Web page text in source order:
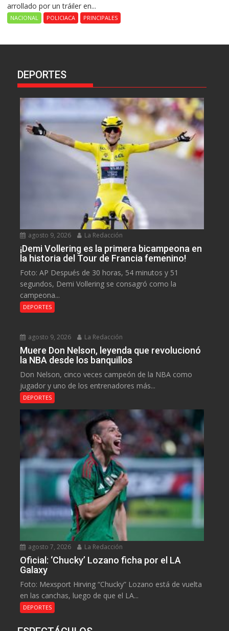
arrollado por un tráiler en...
NACIONAL POLICIACA PRINCIPALES
DEPORTES
agosto 9, 2026 La Redacción
¡Demi Vollering es la primera bicampeona en
la historia del Tour de Francia femenino!
Foto: AP Después de 30 horas, 54 minutos y 51
segundos, Demi Vollering se consagró como la
campeona...
DEPORTES
agosto 9, 2026 La Redacción
Muere Don Nelson, leyenda que revolucionó
la NBA desde los banquillos
Don Nelson, cinco veces campeón de la NBA como
jugador y uno de los entrenadores más...
DEPORTES
agosto 7, 2026 La Redacción
Oficial: ‘Chucky’ Lozano ficha por el LA
Galaxy
Foto: Mexsport Hirving “Chucky” Lozano está de vuelta
en las canchas, luego de que el LA...
DEPORTES